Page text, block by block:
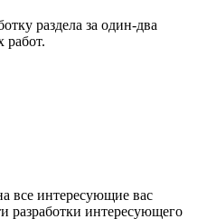
раздела за один-два
работ.
все интересующие вас
разработки интересующего